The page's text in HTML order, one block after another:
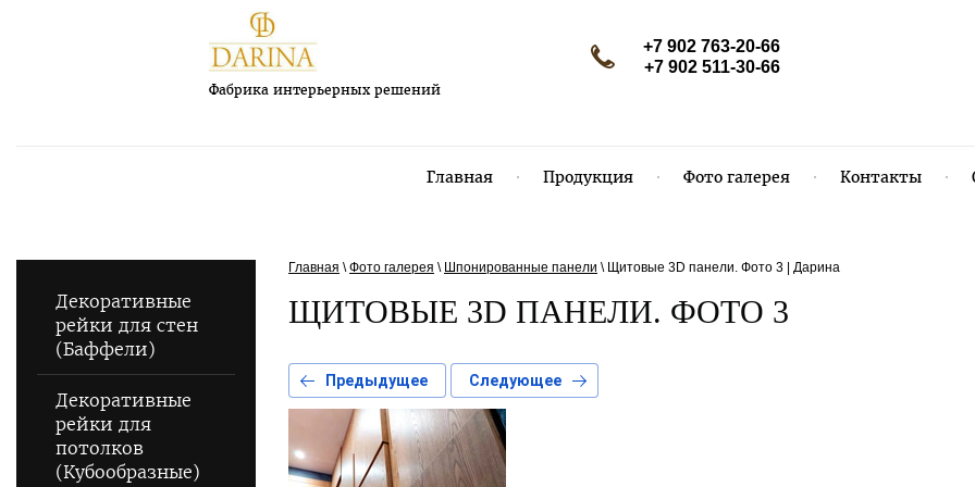
Фабрика интерьерных решений
+7 902 763-20-66
+7 902 511-30-66
Главная Продукция Фото галерея Контакты
Декоративные
рейки для стен
(Баффели)
Декоративные
рейки для
потолков
(Кубообразные)
Главная \ Фото галерея \ Шпонированные панели \ Щитовые 3D панели. Фото 3 | Дарина
ЩИТОВЫЕ 3D ПАНЕЛИ. ФОТО 3
Предыдущее Следующее